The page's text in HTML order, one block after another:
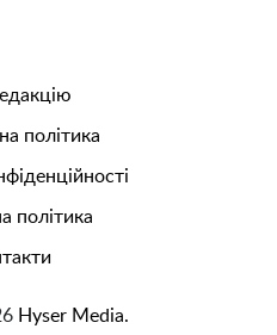
політика
політика
Hyser Media.